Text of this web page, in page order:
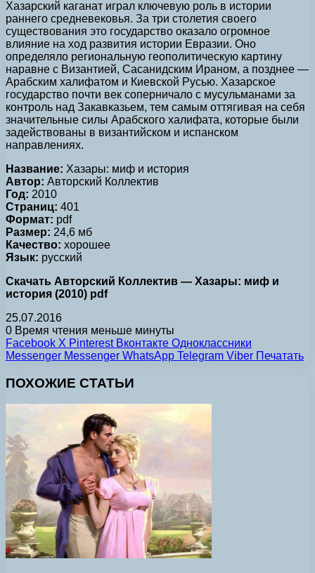
Хазарский каганат играл ключевую роль в истории
раннего средневековья. За три столетия своего
существования это государство оказало огромное
влияние на ход развития истории Евразии. Оно
определяло региональную геополитическую картину
наравне с Византией, Сасанидским Ираном, а позднее —
Арабским халифатом и Киевской Русью. Хазарское
государство почти век соперничало с мусульманами за
контроль над Закавказьем, тем самым оттягивая на себя
значительные силы Арабского халифата, которые были
задействованы в византийском и испанском
направлениях.
Название: Хазары: миф и история
Автор: Авторский Коллектив
Год: 2010
Страниц: 401
Формат: pdf
Размер: 24,6 мб
Качество: хорошее
Язык: русский
Скачать Авторский Коллектив — Хазары: миф и
история (2010) pdf
25.07.2016
0 Время чтения меньше минуты
Facebook X Pinterest Вконтакте Одноклассники
Messenger Messenger WhatsApp Telegram Viber Печатать
ПОХОЖИЕ СТАТЬИ